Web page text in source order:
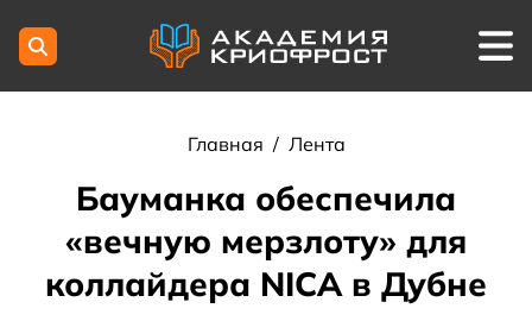
Главная / Лента
Бауманка обеспечила
«вечную мерзлоту» для
коллайдера NICA в Дубне